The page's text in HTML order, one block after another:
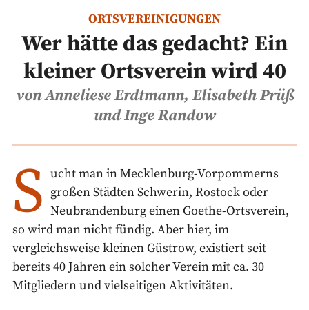
ORTSVEREINIGUNGEN
Wer hätte das gedacht? Ein
kleiner Ortsverein wird 40
von Anneliese Erdtmann, Elisabeth Prüß
und Inge Randow
S ucht man in Mecklenburg-Vorpommerns
großen Städten Schwerin, Rostock oder
Neubrandenburg einen Goethe-Ortsverein,
so wird man nicht fündig. Aber hier, im
vergleichsweise kleinen Güstrow, existiert seit
bereits 40 Jahren ein solcher Verein mit ca. 30
Mitgliedern und vielseitigen Aktivitäten.